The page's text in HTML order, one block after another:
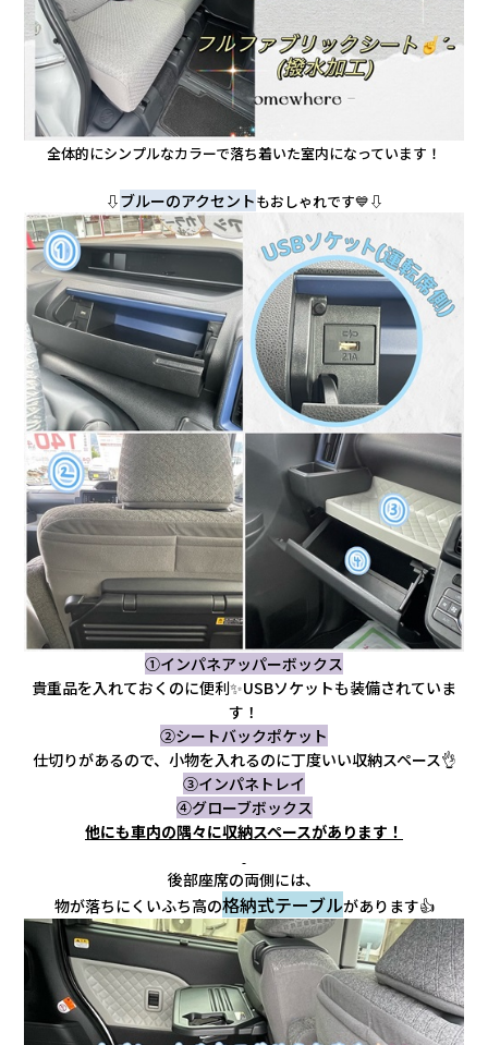
全体的にシンプルなカラーで落ち着いた室内になっています！
⇩ブルーのアクセントもおしゃれです💙⇩
①インパネアッパーボックス
貴重品を入れておくのに便利✨USBソケットも装備されていま
す！
②シートバックポケット
仕切りがあるので、小物を入れるのに丁度いい収納スペース👌
③インパネトレイ
④グローブボックス
他にも車内の隅々に収納スペースがあります！
後部座席の両側には、
物が落ちにくいふち高の格納式テーブルがあります👍